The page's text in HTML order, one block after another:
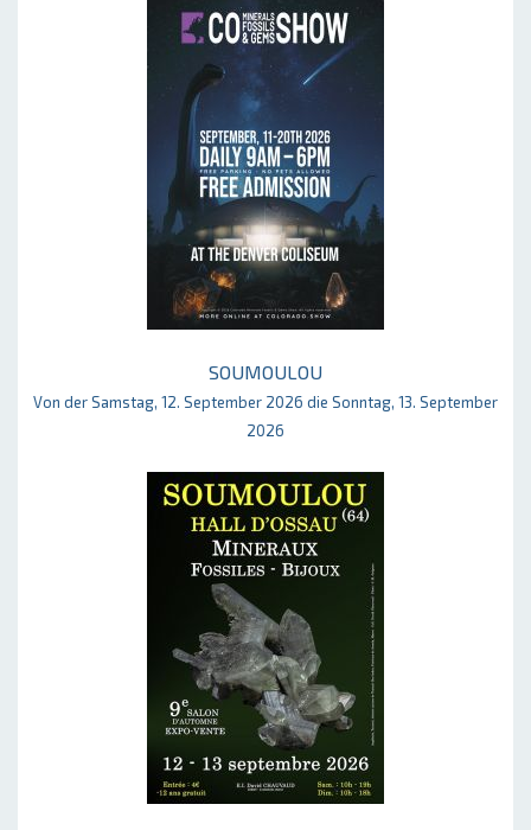
SOUMOULOU
Von der Samstag, 12. September 2026 die Sonntag, 13. September
2026